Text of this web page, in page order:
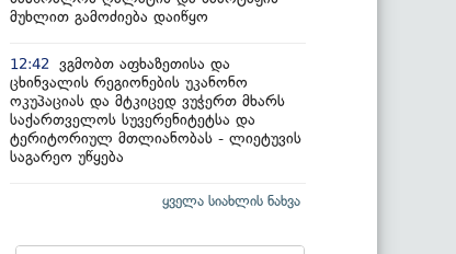
მუხლით გამოძიება დაიწყო
12:42
ვგმობთ აფხაზეთისა და
ცხინვალის რეგიონების უკანონო
ოკუპაციას და მტკიცედ ვუჭერთ მხარს
საქართველოს სუვერენიტეტსა და
ტერიტორიულ მთლიანობას - ლიეტუვის
საგარეო უწყება
ყველა სიახლის ნახვა